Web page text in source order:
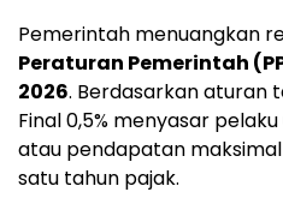
Pemerintah menuangkan
Peraturan Pemerintah
2026. Berdasarkan aturan
Final 0,5% menyasar
atau pendapatan maksimal
satu tahun pajak.